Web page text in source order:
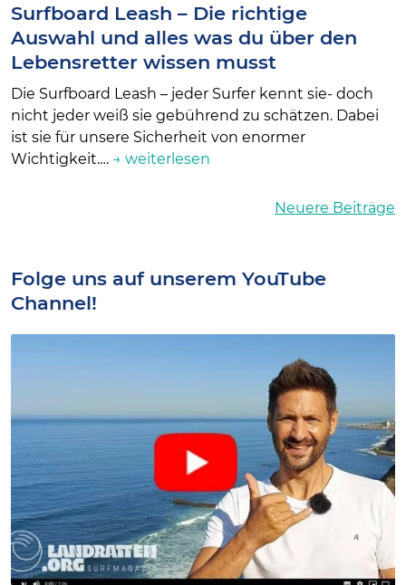
Surfboard Leash – Die richtige
Auswahl und alles was du über den
Lebensretter wissen musst
Die Surfboard Leash – jeder Surfer kennt sie- doch
nicht jeder weiß sie gebührend zu schätzen. Dabei
ist sie für unsere Sicherheit von enormer
Wichtigkeit.… → weiterlesen
Neuere Beiträge
Folge uns auf unserem YouTube
Channel!